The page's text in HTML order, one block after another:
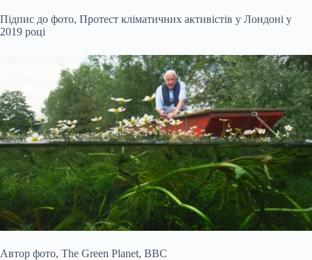
Підпис до фото, Протест кліматичних активістів у Лондоні у
2019 році
Автор фото, The Green Planet, BBC